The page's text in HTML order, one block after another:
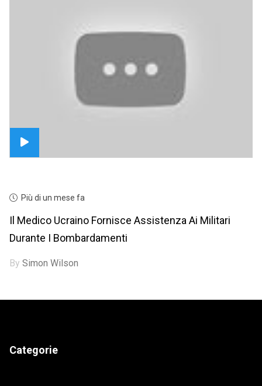
Più di un mese fa
Il Medico Ucraino Fornisce Assistenza Ai Militari
Durante I Bombardamenti
BySimon Wilson
Categorie